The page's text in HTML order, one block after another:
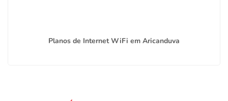
Planos de Internet WiFi em Aricanduva